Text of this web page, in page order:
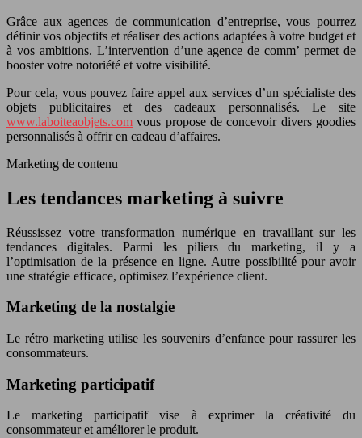
Grâce aux agences de communication d’entreprise, vous pourrez
définir vos objectifs et réaliser des actions adaptées à votre budget et
à vos ambitions. L’intervention d’une agence de comm’ permet de
booster votre notoriété et votre visibilité.
Pour cela, vous pouvez faire appel aux services d’un spécialiste des
objets publicitaires et des cadeaux personnalisés. Le site
www.laboiteaobjets.com vous propose de concevoir divers goodies
personnalisés à offrir en cadeau d’affaires.
Marketing de contenu
Les tendances marketing à suivre
Réussissez votre transformation numérique en travaillant sur les
tendances digitales. Parmi les piliers du marketing, il y a
l’optimisation de la présence en ligne. Autre possibilité pour avoir
une stratégie efficace, optimisez l’expérience client.
Marketing de la nostalgie
Le rétro marketing utilise les souvenirs d’enfance pour rassurer les
consommateurs.
Marketing participatif
Le marketing participatif vise à exprimer la créativité du
consommateur et améliorer le produit.